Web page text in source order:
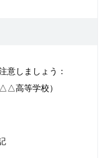
意しましょう：
高等学校）